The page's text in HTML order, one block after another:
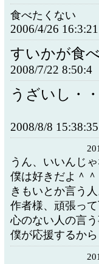
食べたくない
2006/4/26 16:3:21
すいかが食
2008/7/22 8:50:4
うざいし・・
2008/8/8 15:38:35
うん、いいんじ
僕は好きだよ＾＾
きもいとか言う
作者様、頑張って
心のない人の言
僕が応援するから